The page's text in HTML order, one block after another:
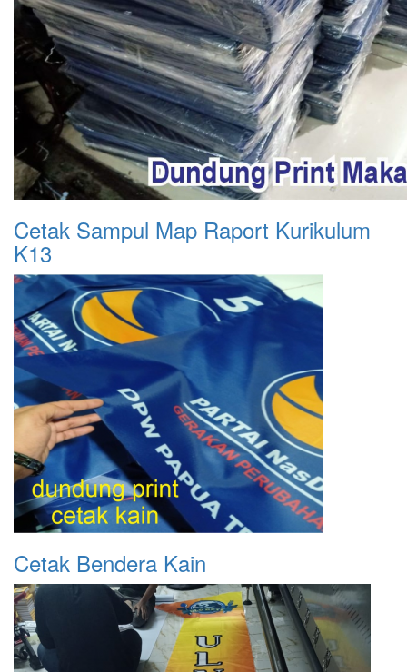
Cetak Sampul Map Raport Kurikulum
K13
Cetak Bendera Kain